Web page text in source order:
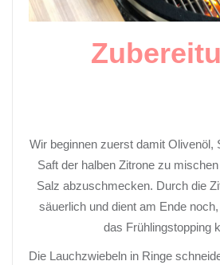
Wir beginnen zuerst damit Olivenöl,
Saft der halben Zitrone zu
Salz abzuschmecken. Durch die
säuerlich und dient am Ende
das Frühlingstopping
Die Lauchzwiebeln in Ringe